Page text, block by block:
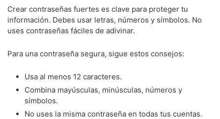
Crear contraseñas fuertes es clave para proteger tu
información. Debes usar letras, números y símbolos. No
uses contraseñas fáciles de adivinar.
Para una contraseña segura, sigue estos consejos:
Usa al menos 12 caracteres.
Combina mayúsculas, minúsculas, números y
símbolos.
No uses la misma contraseña en todas tus cuentas.